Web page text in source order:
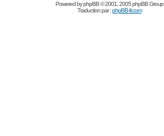
Powered byphpBB© 2001, 2005 phpBB Group
Traduction par :phpBB-fr.com